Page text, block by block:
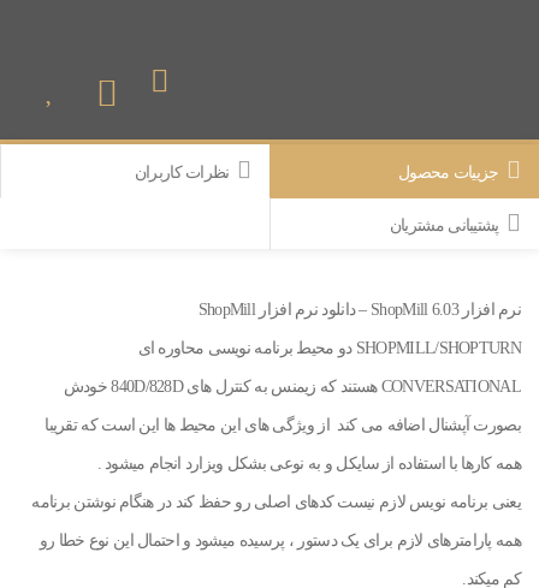
جزییات محصول نظرات کاربران
پشتیبانی مشتریان
نرم افزار ShopMill 6.03 – دانلود نرم افزار ShopMill
SHOPMILL/SHOPTURN دو محیط برنامه نویسی محاوره ای
CONVERSATIONAL هستند که زیمنس به کنترل های 840D/828D خودش
بصورت آپشنال اضافه می کند از ویژگی های این محیط ها این است که تقریبا
همه کارها با استفاده از سایکل و به نوعی بشکل ویزارد انجام میشود .
یعنی برنامه نویس لازم نیست کدهای اصلی رو حفظ کند در هنگام نوشتن برنامه
همه پارامترهای لازم برای یک دستور ، پرسیده میشود و احتمال این نوع خطا رو
کم میکند.